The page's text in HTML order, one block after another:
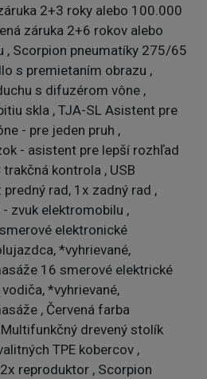
2+3 roky alebo 100.000
záruka 2+6 rokov alebo
, Scorpion pneumatíky 275/65
s premietaním obrazu ,
s difuzérom vône ,
skla , TJA-SL Asistent pre
- pre jeden pruh ,
- asistent pre lepší rozhľad
trakčná kontrola , USB
rad, 1x zadný rad ,
zvuk elektromobilu ,
elektronické
*vyhrievané,
16 smerové elektrické
*vyhrievané,
, Červená farba
drevený stolík
TPE kobercov ,
reproduktor , Scorpion